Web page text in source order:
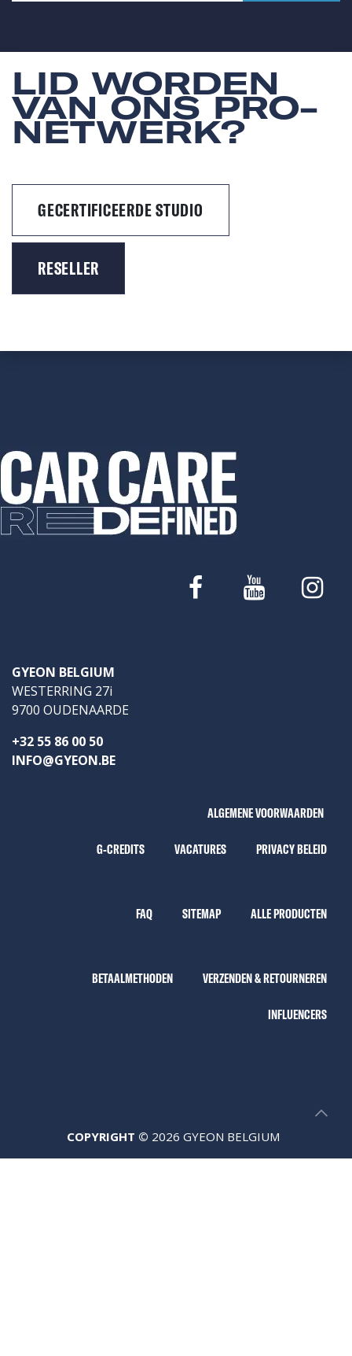
LID WORDEN
VAN ONS PRO-
NETWERK?
GECERTIFICEERDE STUDIO
RESELLER
GYEON BELGIUM
WESTERRING 27i
9700 OUDENAARDE
+32 55 86 00 50
INFO@GYEON.BE
ALGEMENE VOORWAARDEN
G-CREDITS VACATURES PRIVACY BELEID
FAQ SITEMAP ALLE PRODUCTEN
BETAALMETHODEN VERZENDEN & RETOURNEREN
INFLUENCERS
COPYRIGHT © 2026 GYEON BELGIUM